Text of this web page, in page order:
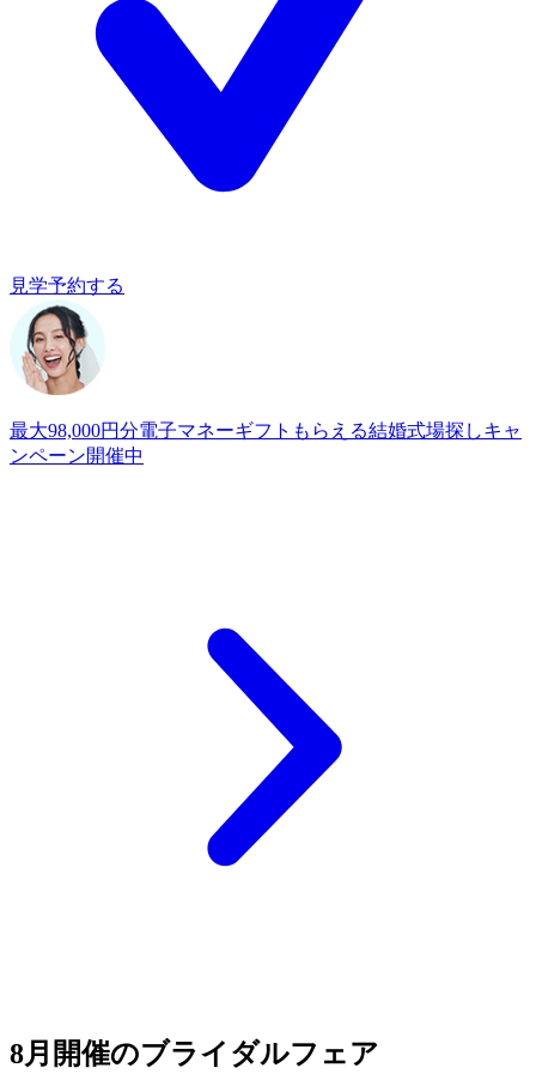
見学予約する
最大98,000円分電子マネーギフトもらえる結婚式場探しキャ
ンペーン開催中
8月開催のブライダルフェア